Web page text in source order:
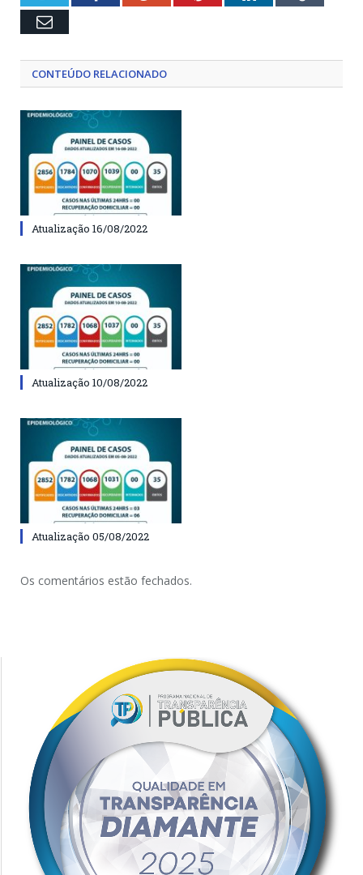
Email
CONTEÚDO RELACIONADO
Atualização 16/08/2022
Atualização 10/08/2022
Atualização 05/08/2022
Os comentários estão fechados.